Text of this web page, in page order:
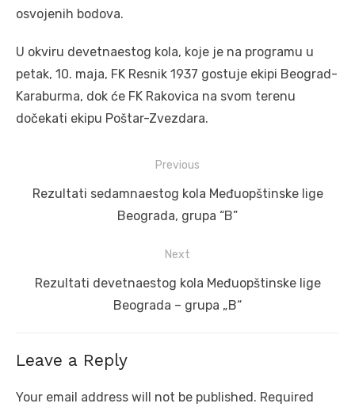
osvojenih bodova.
U okviru devetnaestog kola, koje je na programu u
petak, 10. maja, FK Resnik 1937 gostuje ekipi Beograd-
Karaburma, dok će FK Rakovica na svom terenu
dočekati ekipu Poštar-Zvezdara.
navigation
Previous
Previous
Rezultati sedamnaestog kola Međuopštinske lige
Beograda, grupa “B”
Next
Next
Rezultati devetnaestog kola Međuopštinske lige
Beograda – grupa „B“
Leave a Reply
Your email address will not be published. Required